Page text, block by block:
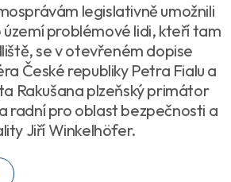
legislativně umožnili
problémové lidi, kteří tam
se v otevřeném dopise
České republiky Petra Fialu a
Rakušana plzeňský primátor
radní pro oblast bezpečnosti a
Jiří Winkelhöfer.